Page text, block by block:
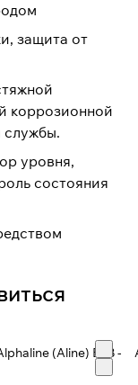
защита от
коррозионной
службы.
уровня,
состояния
(Aline) EFB -